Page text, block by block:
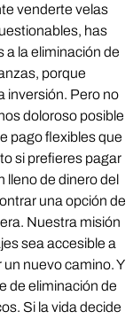
venderte velas
has
a la eliminación de
porque
inversión. Pero no
doloroso posible
pago flexibles que
si prefieres pagar
lleno de dinero del
una opción de
Nuestra misión
sea accesible a
nuevo camino. Y
de eliminación de
Si la vida decide